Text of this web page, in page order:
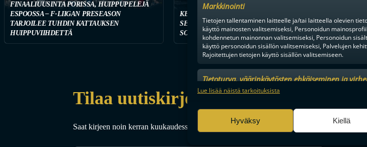
Markkinointi
Tietojen tallentaminen laitteelle ja/tai laitteella olevien
käyttö mainosten valitsemiseksi, Personoidun
kohdennetun mainonnan valitsemiseksi, Personoidun
käyttö personoidun sisällön valitsemiseksi, Palvelujen
Rajoitettujen tietojen käyttö sisällön valitsemiseen.
Tietoturva, väärinkäytösten ehkäiseminen ja
Mainonnan ja sisällön tekninen jakelu, Tallenna ja
Lue lisää näistä tarkoituksista
Hyväksy Kiellä
FINAALIUUSINTA PORISSA, HUIPPUPELEJÄ
ESPOOSSA – F-LIIGAN PRESEASON
TARJOILEE TUHDIN KATTAUKSEN
HUIPPUVIIHDETTÄ
KETKÄ OVAT KESÄN KOVIMMAT HANKINNAT?
SEURAA TÄSTÄ SEUROJEN JULKAISTUJA
SOPIMUSTILANTEITA
FBC
Tilaa uutiskirje
Saat kirjeen noin kerran kuukaudessa F-liigakauden alusta ratkaisuhetkiin asti.